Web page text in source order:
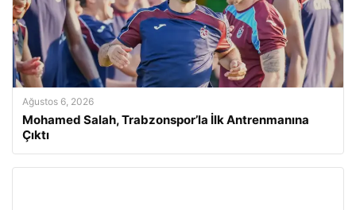
Ağustos 6, 2026
Mohamed Salah, Trabzonspor’la İlk Antrenmanına
Çıktı